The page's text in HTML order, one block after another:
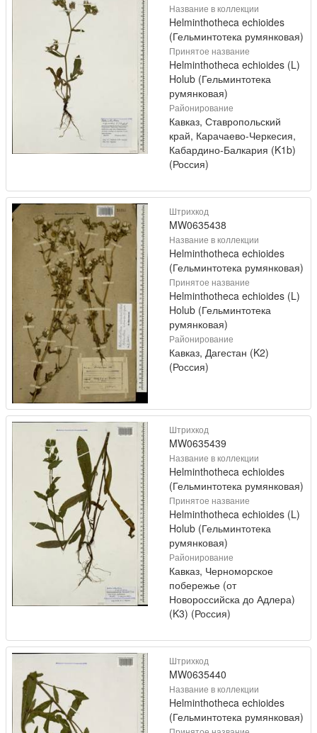
Название в коллекции
Helminthotheca echioides
(Гельминтотека румянковая)
Принятое название
Helminthotheca echioides (L)
Holub (Гельминтотека
румянковая)
Районирование
Кавказ, Ставропольский
край, Карачаево-Черкесия,
Кабардино-Балкария (K1b)
(Россия)
Штрихкод
MW0635438
Название в коллекции
Helminthotheca echioides
(Гельминтотека румянковая)
Принятое название
Helminthotheca echioides (L)
Holub (Гельминтотека
румянковая)
Районирование
Кавказ, Дагестан (K2)
(Россия)
Штрихкод
MW0635439
Название в коллекции
Helminthotheca echioides
(Гельминтотека румянковая)
Принятое название
Helminthotheca echioides (L)
Holub (Гельминтотека
румянковая)
Районирование
Кавказ, Черноморское
побережье (от
Новороссийска до Адлера)
(K3) (Россия)
Штрихкод
MW0635440
Название в коллекции
Helminthotheca echioides
(Гельминтотека румянковая)